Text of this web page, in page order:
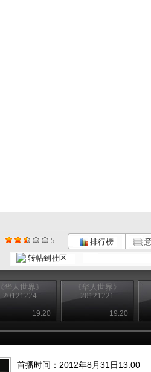
5 排行榜
转帖到社区
《华人世界》
20121224
19:20
《华人世界》
20121221
19:20
首播时间：2012年8月31日13:00